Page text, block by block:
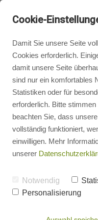
Badgestaltung
Heizungsbau
Heizungsrechner
Photovoltaik
Impressum
SEIDEL Heizung &
Buchenstraße 2,
Telefon 03765/55060
Fax 03765/550618
Cookie-
Damit Sie unsere Seite
Cookies erforderlich.
damit unsere Seite
sind nur ein komfortables
Statistiken oder für
erforderlich. Bitte
beachten Sie, dass
vollständig funktioniert,
einwilligen. Mehr
unserer
Notwendig
Personalisierung